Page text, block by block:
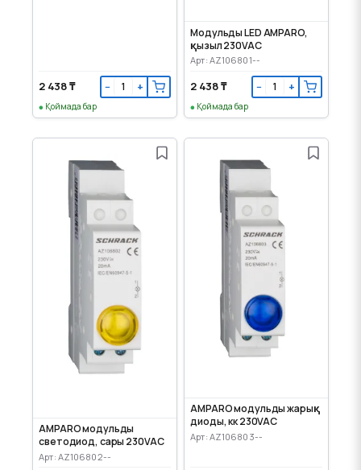
2 438 ₸ − +
Қоймада бар
Модульды LED AMPARO,
қызыл 230VAC
Арт: AZ106801--
2 438 ₸ − +
Қоймада бар
AMPARO модульды
светодиод, сары 230VAC
Арт: AZ106802--
AMPARO модульды жарық
диоды, көк 230VAC
Арт: AZ106803--